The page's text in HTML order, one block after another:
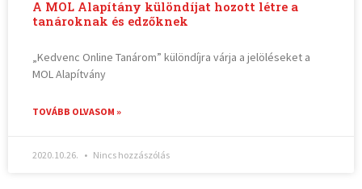
A MOL Alapítány különdíjat hozott létre a
tanároknak és edzőknek
„Kedvenc Online Tanárom” különdíjra várja a jelöléseket a
MOL Alapítvány
TOVÁBB OLVASOM »
2020.10.26. Nincs hozzászólás